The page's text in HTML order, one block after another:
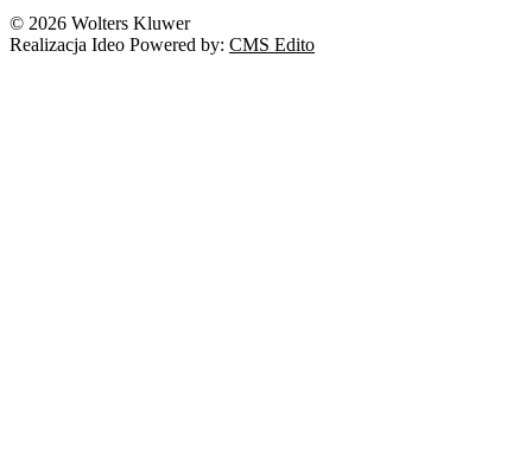
© 2026 Wolters Kluwer
Realizacja Ideo Powered by: CMS Edito